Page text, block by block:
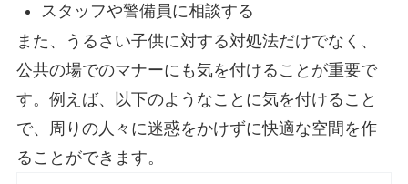
スタッフや警備員に相談する
また、うるさい子供に対する対処法だけでなく、
公共の場でのマナーにも気を付けることが重要で
す。例えば、以下のようなことに気を付けること
で、周りの人々に迷惑をかけずに快適な空間を作
ることができます。